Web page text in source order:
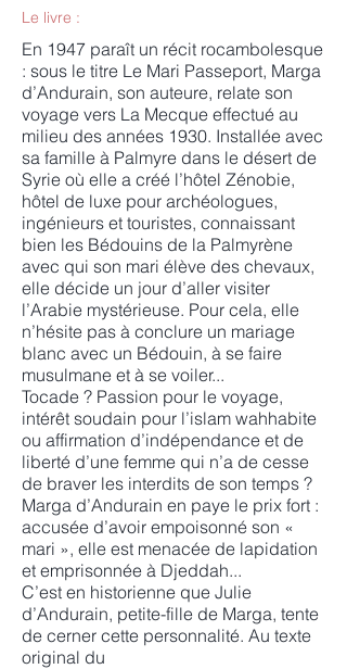
Le livre :
En 1947 paraît un récit rocambolesque
: sous le titre Le Mari Passeport, Marga
d’Andurain, son auteure, relate son
voyage vers La Mecque effectué au
milieu des années 1930. Installée avec
sa famille à Palmyre dans le désert de
Syrie où elle a créé l’hôtel Zénobie,
hôtel de luxe pour archéologues,
ingénieurs et touristes, connaissant
bien les Bédouins de la Palmyrène
avec qui son mari élève des chevaux,
elle décide un jour d’aller visiter
l’Arabie mystérieuse. Pour cela, elle
n’hésite pas à conclure un mariage
blanc avec un Bédouin, à se faire
musulmane et à se voiler...
Tocade ? Passion pour le voyage,
intérêt soudain pour l’islam wahhabite
ou affirmation d’indépendance et de
liberté d’une femme qui n’a de cesse
de braver les interdits de son temps ?
Marga d’Andurain en paye le prix fort :
accusée d’avoir empoisonné son «
mari », elle est menacée de lapidation
et emprisonnée à Djeddah...
C’est en historienne que Julie
d’Andurain, petite-fille de Marga, tente
de cerner cette personnalité. Au texte
original du